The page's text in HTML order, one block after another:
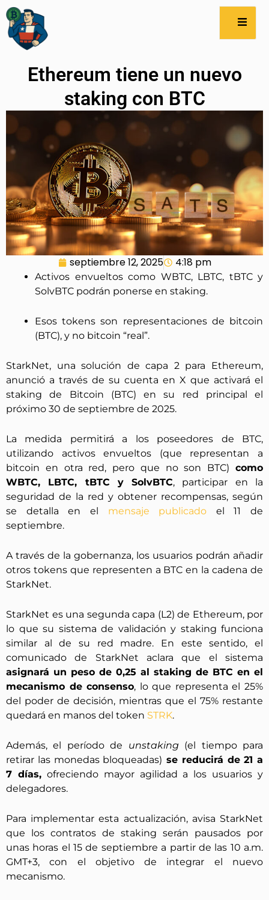
Ethereum tiene un nuevo
staking con BTC
septiembre 12, 2025 4:18 pm
Activos envueltos como WBTC, LBTC, tBTC y
SolvBTC podrán ponerse en staking.
Esos tokens son representaciones de bitcoin
(BTC), y no bitcoin “real”.
StarkNet, una solución de capa 2 para Ethereum,
anunció a través de su cuenta en X que activará el
staking de Bitcoin (BTC) en su red principal el
próximo 30 de septiembre de 2025.
La medida permitirá a los poseedores de BTC,
utilizando activos envueltos (que representan a
bitcoin en otra red, pero que no son BTC) como
WBTC, LBTC, tBTC y SolvBTC, participar en la
seguridad de la red y obtener recompensas, según
se detalla en el mensaje publicado el 11 de
septiembre.
A través de la gobernanza, los usuarios podrán añadir
otros tokens que representen a BTC en la cadena de
StarkNet.
StarkNet es una segunda capa (L2) de Ethereum, por
lo que su sistema de validación y staking funciona
similar al de su red madre. En este sentido, el
comunicado de StarkNet aclara que el sistema
asignará un peso de 0,25 al staking de BTC en el
mecanismo de consenso, lo que representa el 25%
del poder de decisión, mientras que el 75% restante
quedará en manos del token STRK.
Además, el período de unstaking (el tiempo para
retirar las monedas bloqueadas) se reducirá de 21 a
7 días,ofreciendo mayor agilidad a los usuarios y
delegadores.
Para implementar esta actualización, avisa StarkNet
que los contratos de staking serán pausados por
unas horas el 15 de septiembre a partir de las 10 a.m.
GMT+3, con el objetivo de integrar el nuevo
mecanismo.